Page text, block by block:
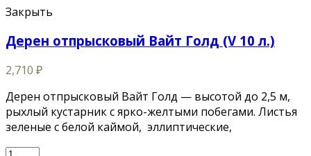
Закрыть
Дерен отпрысковый Вайт Голд (V 10 л.)
2,710 ₽
Дерен отпрысковый Вайт Голд — высотой до 2,5 м,
рыхлый кустарник с ярко-желтыми побегами. Листья
зеленые с белой каймой, эллиптические,